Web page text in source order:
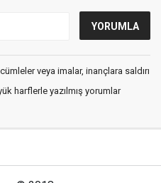
veya imalar, inançlara saldırı
harflerle yazılmış yorumlar